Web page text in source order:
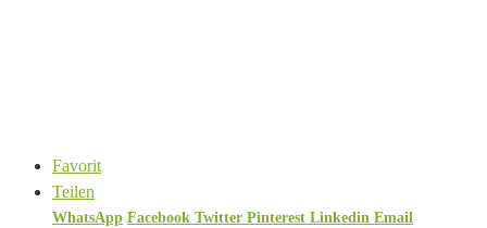
Favorit
Teilen
WhatsApp Facebook Twitter Pinterest Linkedin Email